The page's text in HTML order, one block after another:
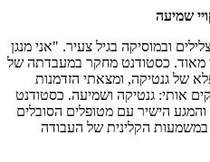
שמיעה
ובמוסיקה בגיל צעיר. "אני מנגן
מאוד. כסטודנט מחקר במעבדתה של
של גנטיקה, ומצאתי הזדמנות
אותי: גנטיקה ושמיעה. כסטודנט
הישיר עם מטופלים הסובלים
במשמעות הקלינית של העבודה